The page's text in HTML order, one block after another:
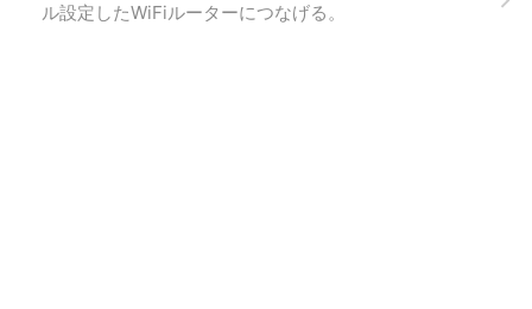
ル設定したWiFiルーターにつなげる。